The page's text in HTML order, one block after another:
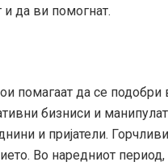
и да ви помогнат.
помагаат да се
бизниси и
и пријатели.
Во наредниот